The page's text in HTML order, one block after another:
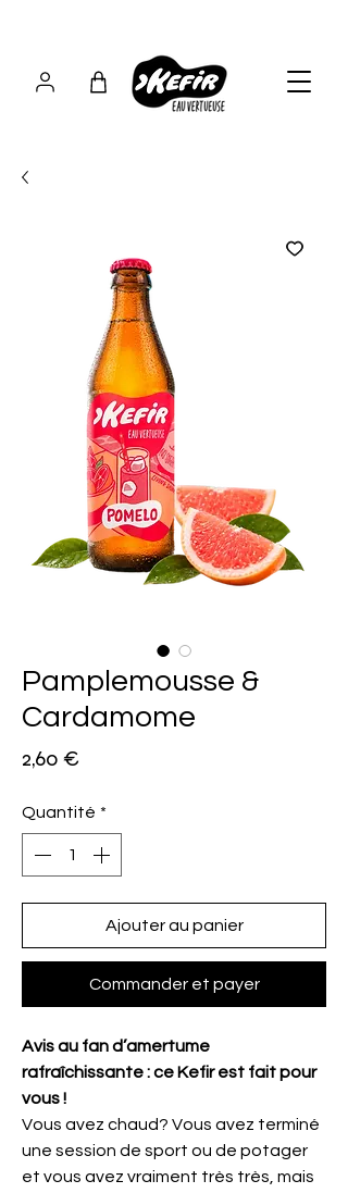
Pamplemousse &
Cardamome
2,60 €
Quantité *
Ajouter au panier
Commander et payer
Avis au fan d’amertume
rafraîchissante : ce Kefir est fait pour
vous !
Vous avez chaud? Vous avez terminé
une session de sport ou de potager
et vous avez vraiment très très, mais